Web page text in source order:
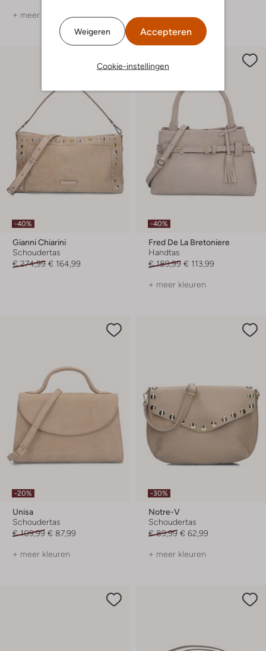
Weigeren Accepteren
Cookie-instellingen
+ meer kleuren + meer kleuren
-40%
Gianni Chiarini
Schoudertas
€ 274,99 € 164,99
-40%
Fred De La Bretoniere
Handtas
€ 189,99 € 113,99
+ meer kleuren
-20%
Unisa
Schoudertas
€ 109,99 € 87,99
+ meer kleuren
-30%
Notre-V
Schoudertas
€ 89,99 € 62,99
+ meer kleuren